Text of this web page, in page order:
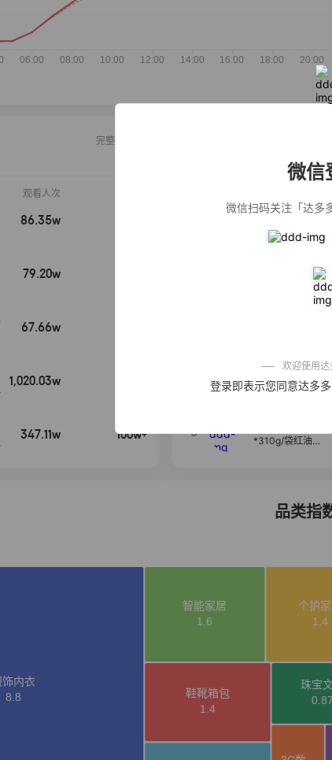
微信
微信扫码关注「达多
欢迎使用
登录即表示您同意达多多
完整榜单
观看人次
86.35w
79.20w
67.66w
1,020.03w
347.11w 100w+
公仔牌顽渍净洗
污渍除菌除螨3倍
【净浮生】油污
净厨房油烟机去
重油污去油王污
渍清洁剂油烟净
免煮开袋即食劲
艾草抽绳式免撕
垃圾袋大号特厚
5
*310g/袋红油麻
品类指